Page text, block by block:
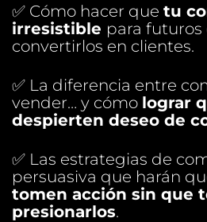
✅ Cómo hacer que tu
irresistible para
convertirlos en clientes.
✅ La diferencia entre
vender… y cómo lograr
despierten deseo de
✅ Las estrategias de
persuasiva que harán
tomen acción sin que
presionarlos.